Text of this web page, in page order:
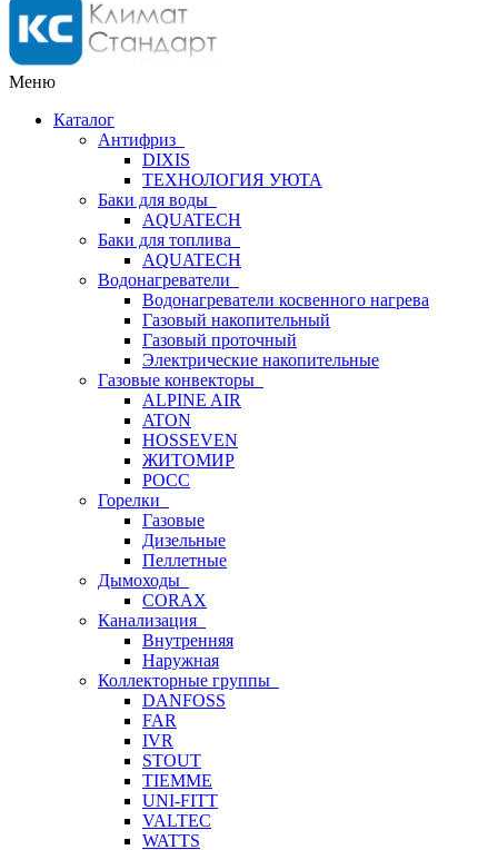
Меню
Каталог
Антифриз
DIXIS
ТЕХНОЛОГИЯ УЮТА
Баки для воды
AQUATECH
Баки для топлива
AQUATECH
Водонагреватели
Водонагреватели косвенного нагрева
Газовый накопительный
Газовый проточный
Электрические накопительные
Газовые конвекторы
ALPINE AIR
ATON
HOSSEVEN
ЖИТОМИР
РОСС
Горелки
Газовые
Дизельные
Пеллетные
Дымоходы
CORAX
Канализация
Внутренняя
Наружная
Коллекторные группы
DANFOSS
FAR
IVR
STOUT
TIEMME
UNI-FITT
VALTEC
WATTS